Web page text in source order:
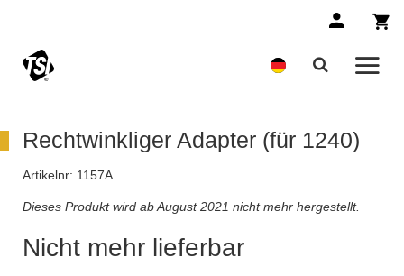
Rechtwinkliger Adapter (für 1240)
Artikelnr: 1157A
Dieses Produkt wird ab August 2021 nicht mehr hergestellt.
Nicht mehr lieferbar